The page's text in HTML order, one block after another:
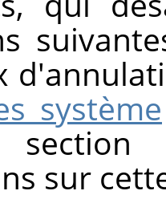
système
section
sur